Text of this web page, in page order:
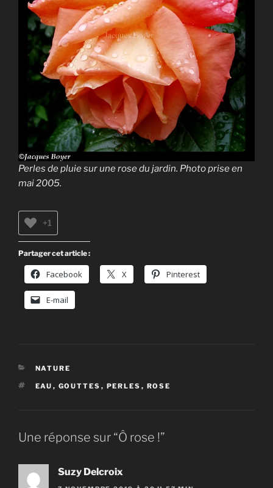
Perles de pluie sur une rose du jardin. Photo prise en
mai 2005.
+1
Partager cet article :
Facebook X Pinterest
E-mail
CATÉGORIES
NATURE
ÉTIQUETTES
EAU , GOUTTES , PERLES , ROSE
Une réponse sur “Ô rose !”
Suzy Delcroix